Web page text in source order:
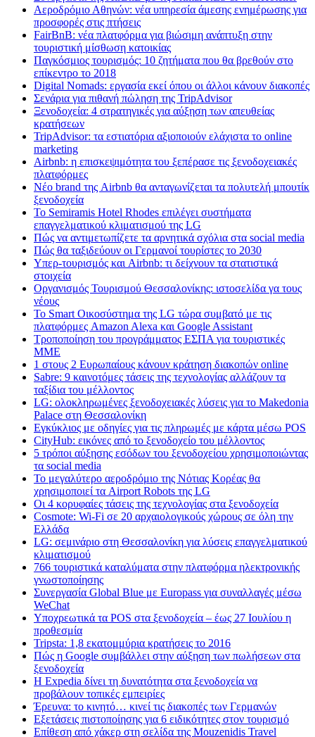
Aεροδρόμιο Αθηνών: νέα υπηρεσία άμεσης ενημέρωσης για
προσφορές στις πτήσεις
FairBnB: νέα πλατφόρμα για βιώσιμη ανάπτυξη στην
τουριστική μίσθωση κατοικίας
Παγκόσμιος τουρισμός: 10 ζητήματα που θα βρεθούν στο
επίκεντρο το 2018
Digital Nomads: εργασία εκεί όπου οι άλλοι κάνουν διακοπές
Σενάρια για πιθανή πώληση της TripAdvisor
Ξενοδοχεία: 4 στρατηγικές για αύξηση των απευθείας
κρατήσεων
TripAdvisor: τα εστιατόρια αξιοποιούν ελάχιστα το online
marketing
Airbnb: η επισκεψιμότητα του ξεπέρασε τις ξενοδοχειακές
πλατφόρμες
Nέο brand της Airbnb θα ανταγωνίζεται τα πολυτελή μπουτίκ
ξενοδοχεία
Το Semiramis Hotel Rhodes επιλέγει συστήματα
επαγγελματικού κλιματισμού της LG
Πώς να αντιμετωπίζετε τα αρνητικά σχόλια στα social media
Πώς θα ταξιδεύουν οι Γερμανοί τουρίστες το 2030
Υπερ-τουρισμός και Airbnb: τι δείχνουν τα στατιστικά
στοιχεία
Οργανισμός Τουρισμού Θεσσαλονίκης: ιστοσελίδα γα τους
νέους
Το Smart Οικοσύστημα της LG τώρα συμβατό με τις
πλατφόρμες Amazon Alexa και Google Assistant
Τροποποίηση του προγράμματος ΕΣΠΑ για τουριστικές
ΜΜΕ
1 στους 2 Ευρωπαίους κάνουν κράτηση διακοπών online
Sabre: 9 καινοτόμες τάσεις της τεχνολογίας αλλάζουν τα
ταξίδια του μέλλοντος
LG: ολοκληρωμένες ξενοδοχειακές λύσεις για τo Makedonia
Palace στη Θεσσαλονίκη
Εγκύκλιος με οδηγίες για τις πληρωμές με κάρτα μέσω POS
CityHub: εικόνες από το ξενοδοχείο του μέλλοντος
5 τρόποι αύξησης εσόδων του ξενοδοχείου χρησιμοποιώντας
τα social media
Το μεγαλύτερο αεροδρόμιο της Νότιας Κορέας θα
χρησιμοποιεί τα Airport Robots της LG
Οι 4 κορυφαίες τάσεις της τεχνολογίας στα ξενοδοχεία
Cosmote: Wi-Fi σε 20 αρχαιολογικούς χώρους σε όλη την
Ελλάδα
LG: σεμινάριο στη Θεσσαλονίκη για λύσεις επαγγελματικού
κλιματισμού
766 τουριστικά καταλύματα στην πλατφόρμα ηλεκτρονικής
γνωστοποίησης
Συνεργασία Global Blue με Europass για συναλλαγές μέσω
WeChat
Υποχρεωτικά τα POS στα ξενοδοχεία – έως 27 Ιουλίου η
προθεσμία
Tripsta: 1,8 εκατομμύρια κρατήσεις το 2016
Πώς η Google συμβάλλει στην αύξηση των πωλήσεων στα
ξενοδοχεία
Η Expedia δίνει τη δυνατότητα στα ξενοδοχεία να
προβάλουν τοπικές εμπειρίες
Έρευνα: το κινητό… κινεί τις διακοπές των Γερμανών
Εξετάσεις πιστοποίησης για 6 ειδικότητες στον τουρισμό
Επίθεση από χάκερ στη σελίδα της Mouzenidis Travel